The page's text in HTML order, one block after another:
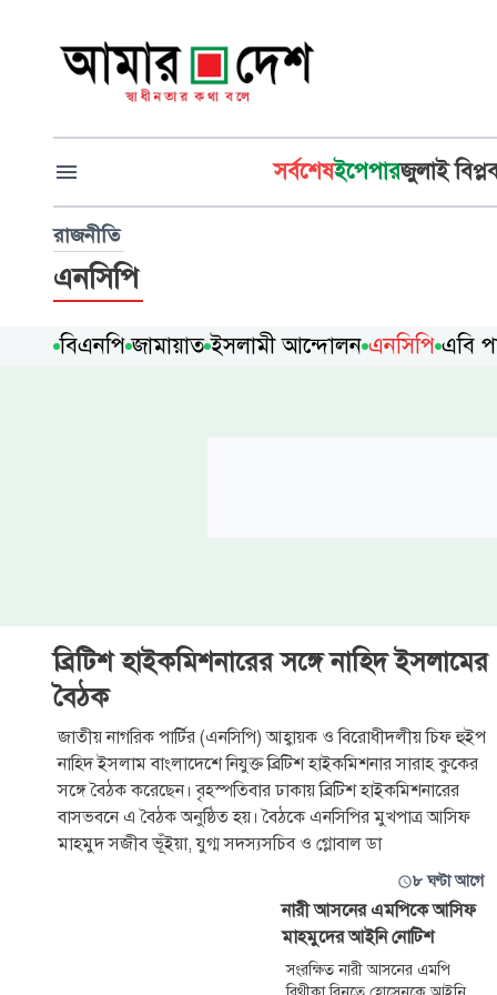
সর্বশেষইপেপারজুলাই
রাজনীতি
এনসিপি
বিএনপি জামায়াত ইসলামী আন্দোলন এনসিপি এবি
ব্রিটিশ হাইকমিশনারের সঙ্গে নাহিদ ইসলামের
বৈঠক
জাতীয় নাগরিক পার্টির (এনসিপি) আহ্বায়ক ও বিরোধীদলীয় চিফ হুইপ
নাহিদ ইসলাম বাংলাদেশে নিযুক্ত ব্রিটিশ হাইকমিশনার সারাহ কুকের
সঙ্গে বৈঠক করেছেন। বৃহস্পতিবার ঢাকায় ব্রিটিশ হাইকমিশনারের
বাসভবনে এ বৈঠক অনুষ্ঠিত হয়। বৈঠকে এনসিপির মুখপাত্র আসিফ
মাহমুদ সজীব ভূঁইয়া, যুগ্ম সদস্যসচিব ও গ্লোবাল ডা
৮ ঘণ্টা আগে
নারী আসনের এমপিকে আসিফ
মাহমুদের আইনি নোটিশ
সংরক্ষিত নারী আসনের এমপি